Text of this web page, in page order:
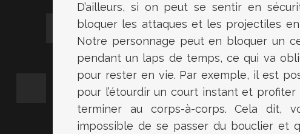
D’ailleurs, si on peut se sentir en
bloquer les attaques et les projectiles
Notre personnage peut en bloquer un
pendant un laps de temps, ce qui va
pour rester en vie. Par exemple, il est
pour l’étourdir un court instant et
terminer au corps-à-corps. Cela dit,
impossible de se passer du bouclier et